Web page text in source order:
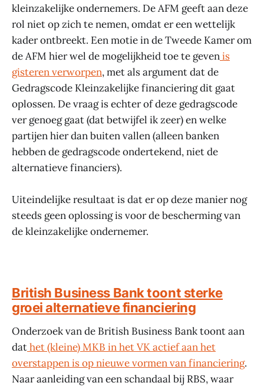
kleinzakelijke ondernemers. De AFM geeft aan deze
rol niet op zich te nemen, omdat er een wettelijk
kader ontbreekt. Een motie in de Tweede Kamer om
de AFM hier wel de mogelijkheid toe te gevenis
gisteren verworpen, met als argument dat de
Gedragscode Kleinzakelijke financiering dit gaat
oplossen. De vraag is echter of deze gedragscode
ver genoeg gaat (dat betwijfel ik zeer) en welke
partijen hier dan buiten vallen (alleen banken
hebben de gedragscode ondertekend, niet de
alternatieve financiers).
Uiteindelijke resultaat is dat er op deze manier nog
steeds geen oplossing is voor de bescherming van
de kleinzakelijke ondernemer.
British Business Bank toont sterke
groei alternatieve financiering
Onderzoek van de British Business Bank toont aan
dathet (kleine) MKB in het VK actief aan het
overstappen is op nieuwe vormen van financiering.
Naar aanleiding van een schandaal bij RBS, waar